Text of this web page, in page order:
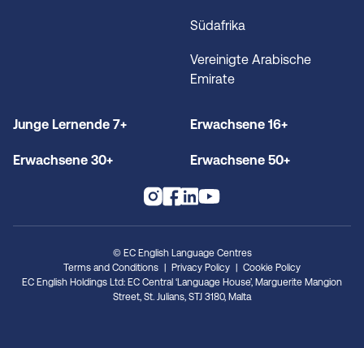
Südafrika
Vereinigte Arabische
Emirate
Junge Lernende 7+ Erwachsene 16+
Erwachsene 30+ Erwachsene 50+
© EC English Language Centres
Terms and Conditions
Privacy Policy
Cookie Policy
EC English Holdings Ltd: EC Central ‘Language House’, Marguerite Mangion
Street, St. Julians, STJ 3180, Malta